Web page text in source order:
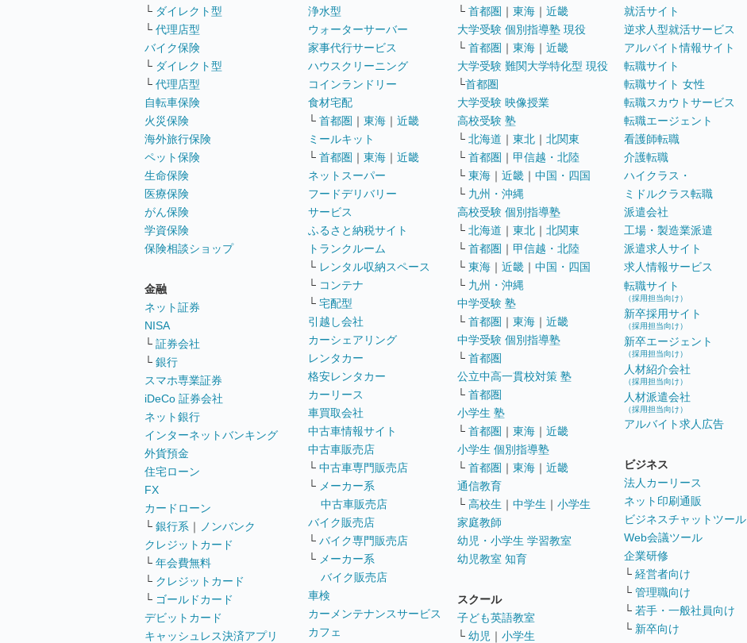
└ ダイレクト型
└ 代理店型
バイク保険
└ ダイレクト型
└ 代理店型
自転車保険
火災保険
海外旅行保険
ペット保険
生命保険
医療保険
がん保険
学資保険
保険相談ショップ
金融
ネット証券
NISA
└ 証券会社
└ 銀行
スマホ専業証券
iDeCo 証券会社
ネット銀行
インターネットバンキング
外貨預金
住宅ローン
FX
カードローン
└ 銀行系 ｜
ノンバンク
クレジットカード
└ 年会費無料
└ クレジットカード
└ ゴールドカード
デビットカード
キャッシュレス決済アプリ
浄水型
ウォーターサーバー
家事代行サービス
ハウスクリーニング
コインランドリー
食材宅配
└ 首都圏 ｜ 東海 ｜ 近畿
ミールキット
└ 首都圏 ｜ 東海 ｜ 近畿
ネットスーパー
フードデリバリー
サービス
ふるさと納税サイト
トランクルーム
└ レンタル収納スペース
└ コンテナ
└ 宅配型
引越し会社
カーシェアリング
レンタカー
格安レンタカー
カーリース
車買取会社
中古車情報サイト
中古車販売店
└ 中古車専門販売店
└ メーカー系
中古車販売店
バイク販売店
└ バイク専門販売店
└ メーカー系
バイク販売店
車検
カーメンテナンスサービス
カフェ
└ 首都圏 ｜ 東海 ｜ 近畿
大学受験 個別指導塾 現役
└ 首都圏 ｜ 東海 ｜ 近畿
大学受験 難関大学特化型 現役
└首都圏
大学受験 映像授業
高校受験 塾
└ 北海道 ｜ 東北 ｜ 北関東
└ 首都圏 ｜ 甲信越・北陸
└ 東海 ｜ 近畿 ｜ 中国・四国
└ 九州・沖縄
高校受験 個別指導塾
└ 北海道 ｜ 東北 ｜ 北関東
└ 首都圏 ｜ 甲信越・北陸
└ 東海 ｜ 近畿 ｜ 中国・四国
└ 九州・沖縄
中学受験 塾
└ 首都圏 ｜ 東海 ｜ 近畿
中学受験 個別指導塾
└ 首都圏
公立中高一貫校対策 塾
└ 首都圏
小学生 塾
└ 首都圏 ｜ 東海 ｜ 近畿
小学生 個別指導塾
└ 首都圏 ｜ 東海 ｜ 近畿
通信教育
└ 高校生 ｜ 中学生 ｜ 小学生
家庭教師
幼児・小学生 学習教室
幼児教室 知育
スクール
子ども英語教室
└ 幼児 ｜ 小学生
就活サイト
逆求人型就活サービス
アルバイト情報サイト
転職サイト
転職サイト 女性
転職スカウトサービス
転職エージェント
看護師転職
介護転職
ハイクラス・
ミドルクラス転職
派遣会社
工場・製造業派遣
派遣求人サイト
求人情報サービス
転職サイト
（採用担当向け）
新卒採用サイト
（採用担当向け）
新卒エージェント
（採用担当向け）
人材紹介会社
（採用担当向け）
人材派遣会社
（採用担当向け）
アルバイト求人広告
ビジネス
法人カーリース
ネット印刷通販
ビジネスチャットツール
Web会議ツール
企業研修
└ 経営者向け
└ 管理職向け
└ 若手・一般社員向け
└ 新卒向け